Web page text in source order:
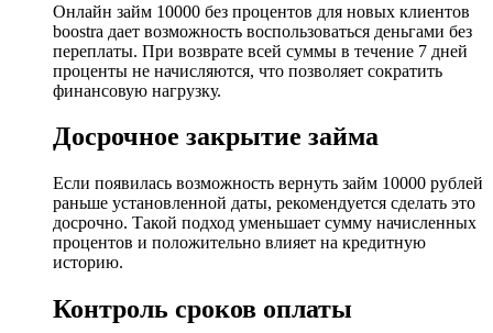
Онлайн займ 10000 без процентов для новых клиентов
boostra дает возможность воспользоваться деньгами без
переплаты. При возврате всей суммы в течение 7 дней
проценты не начисляются, что позволяет сократить
финансовую нагрузку.
Досрочное закрытие займа
Если появилась возможность вернуть займ 10000 рублей
раньше установленной даты, рекомендуется сделать это
досрочно. Такой подход уменьшает сумму начисленных
процентов и положительно влияет на кредитную
историю.
Контроль сроков оплаты